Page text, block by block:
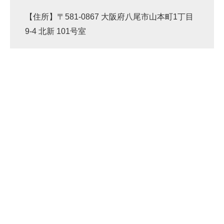
【住所】〒581-0867 大阪府八尾市山本町1丁目
9-4 北新 101号室